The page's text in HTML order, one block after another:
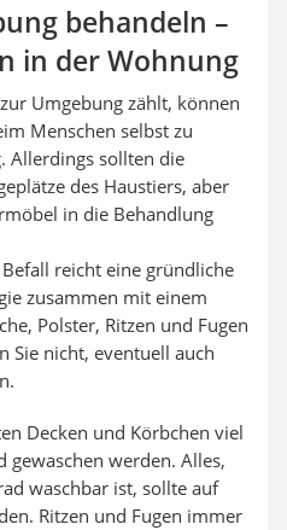
behandeln –
in der Wohnung
Umgebung zählt, können
Menschen selbst zu
Allerdings sollten die
des Haustiers, aber
in die Behandlung
reicht eine gründliche
zusammen mit einem
Polster, Ritzen und Fugen
Sie nicht, eventuell auch
Decken und Körbchen viel
gewaschen werden. Alles,
waschbar ist, sollte auf
Ritzen und Fugen immer